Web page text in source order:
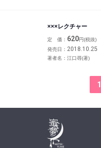
×××レクチャー
定 価： 620円(税抜)
発売日： 2018.10.25
著者名： 江口尋(著)
1